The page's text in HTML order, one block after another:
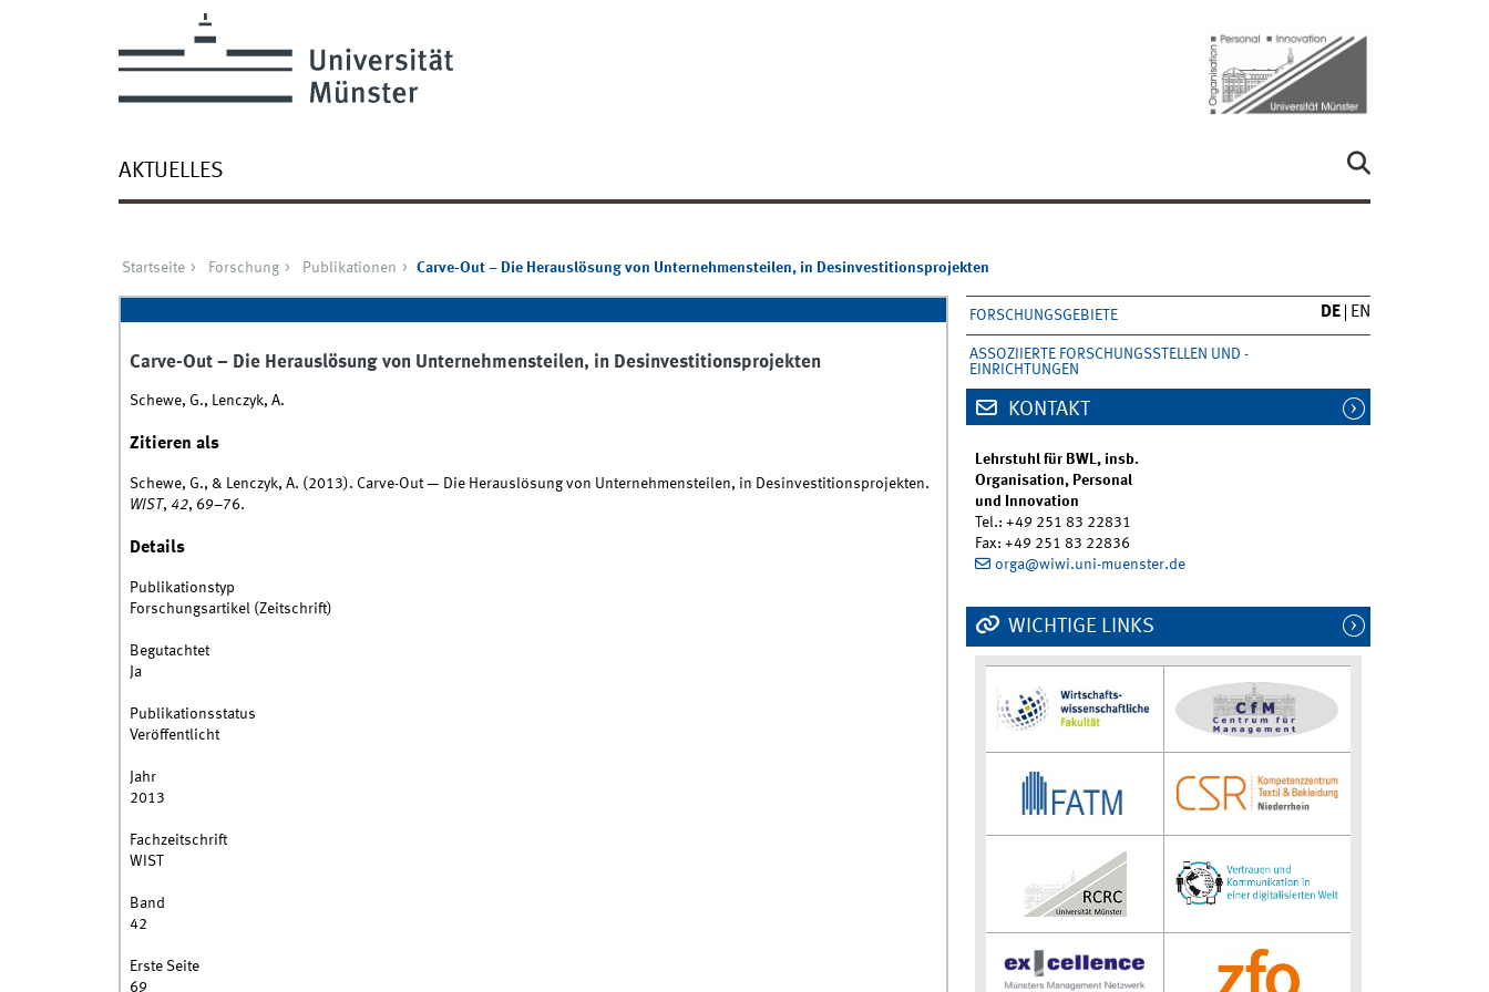
AKTUELLES
DE EN
Startseite Forschung Publikationen Carve-Out – Die Herauslösung von Unternehmensteilen, in Desinvestitionsprojekten
FORSCHUNGSGEBIETE
ASSOZIIERTE FORSCHUNGSSTELLEN UND -
EINRICHTUNGEN
Carve-Out – Die Herauslösung von Unternehmensteilen, in Desinvestitionsprojekten
Schewe, G., Lenczyk, A.
Zitieren als
Schewe, G., & Lenczyk, A. (2013). Carve-Out — Die Herauslösung von Unternehmensteilen, in Desinvestitionsprojekten.
WIST , 42, 69–76.
Details
Publikationstyp
Forschungsartikel (Zeitschrift)
Begutachtet
Ja
Publikationsstatus
Veröffentlicht
Jahr
2013
Fachzeitschrift
WIST
Band
42
Erste Seite
69
KONTAKT
Lehrstuhl für BWL, insb.
Organisation, Personal
und Innovation
Tel.: +49 251 83 22831
Fax: +49 251 83 22836
orga@wiwi.uni-muenster.de
WICHTIGE LINKS